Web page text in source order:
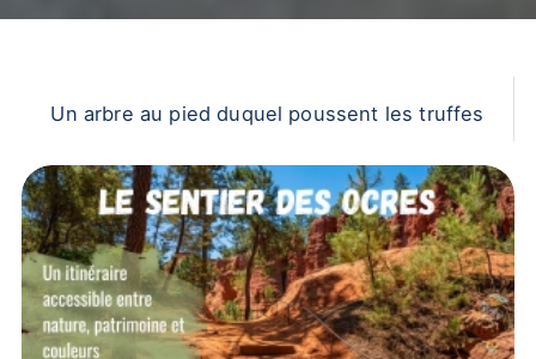
Un arbre au pied duquel poussent les truffes